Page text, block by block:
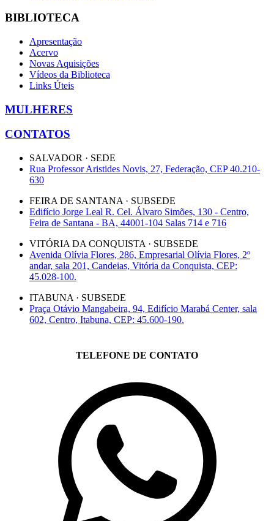
BIBLIOTECA
Apresentação
Acervo
Novas Aquisições
Vídeos da Biblioteca
Links Úteis
MULHERES
CONTATOS
SALVADOR · SEDE
Rua Professor Aristides Novis, 27, Federação, CEP 40.210-
630
FEIRA DE SANTANA · SUBSEDE
Edifício Jorge Leal R. Cel. Álvaro Simões, 130 - Centro,
Feira de Santana - BA, 44001-104 Salas 714 e 716
VITÓRIA DA CONQUISTA · SUBSEDE
Avenida Olívia Flores, 286, Empresarial Olívia Flores, 2º
andar, sala 201, Candeias, Vitória da Conquista, CEP:
45.028-100.
ITABUNA · SUBSEDE
Praça Otávio Mangabeira, 94, Edifício Marabá Center, sala
602, Centro, Itabuna, CEP: 45.600-190.
TELEFONE DE CONTATO